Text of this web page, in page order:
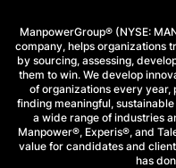
ManpowerGroup® (NYSE:
company, helps organizations
by sourcing, assessing,
them to win. We develop
of organizations every
finding meaningful,
a wide range of industries
Manpower®, Experis®, and
value for candidates and
has